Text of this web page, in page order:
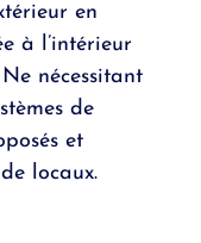
en
à l’intérieur
nécessitant
de
et
locaux.